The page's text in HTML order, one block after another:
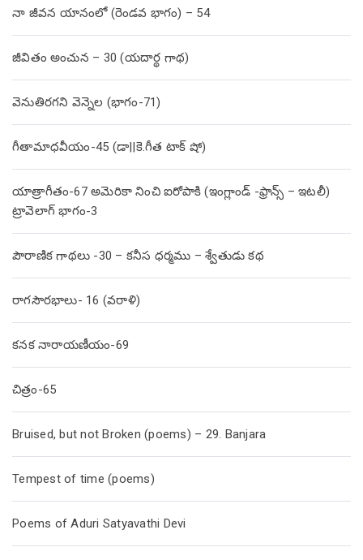
నా జీవన యానంలో (రెండవ భాగం) – 54
జీవితం అంచున – 30 (యదార్థ గాథ)
వెనుతిరగని వెన్నెల (భాగం-71)
గీతామాధవీయం-45 (డా||కె.గీత టాక్ షో)
యాత్రాగీతం-67 అమెరికా నించి ఐరోపాకి (ఇంగ్లాండ్ -ఫ్రాన్స్ – ఇటలీ)
ట్రావెలాగ్ భాగం-3
పౌరాణిక గాథలు -30 – కనీస ధర్మము – శ్వేతుడు కథ
రాగసౌరభాలు- 16 (వరాళి)
కనక నారాయణీయం-69
చిత్రం-65
Bruised, but not Broken (poems) – 29. Banjara
Tempest of time (poems)
Poems of Aduri Satyavathi Devi